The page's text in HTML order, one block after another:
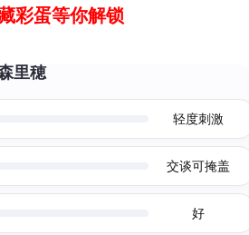
彩蛋等你解锁
里穂
轻度刺激
交谈可掩盖
好